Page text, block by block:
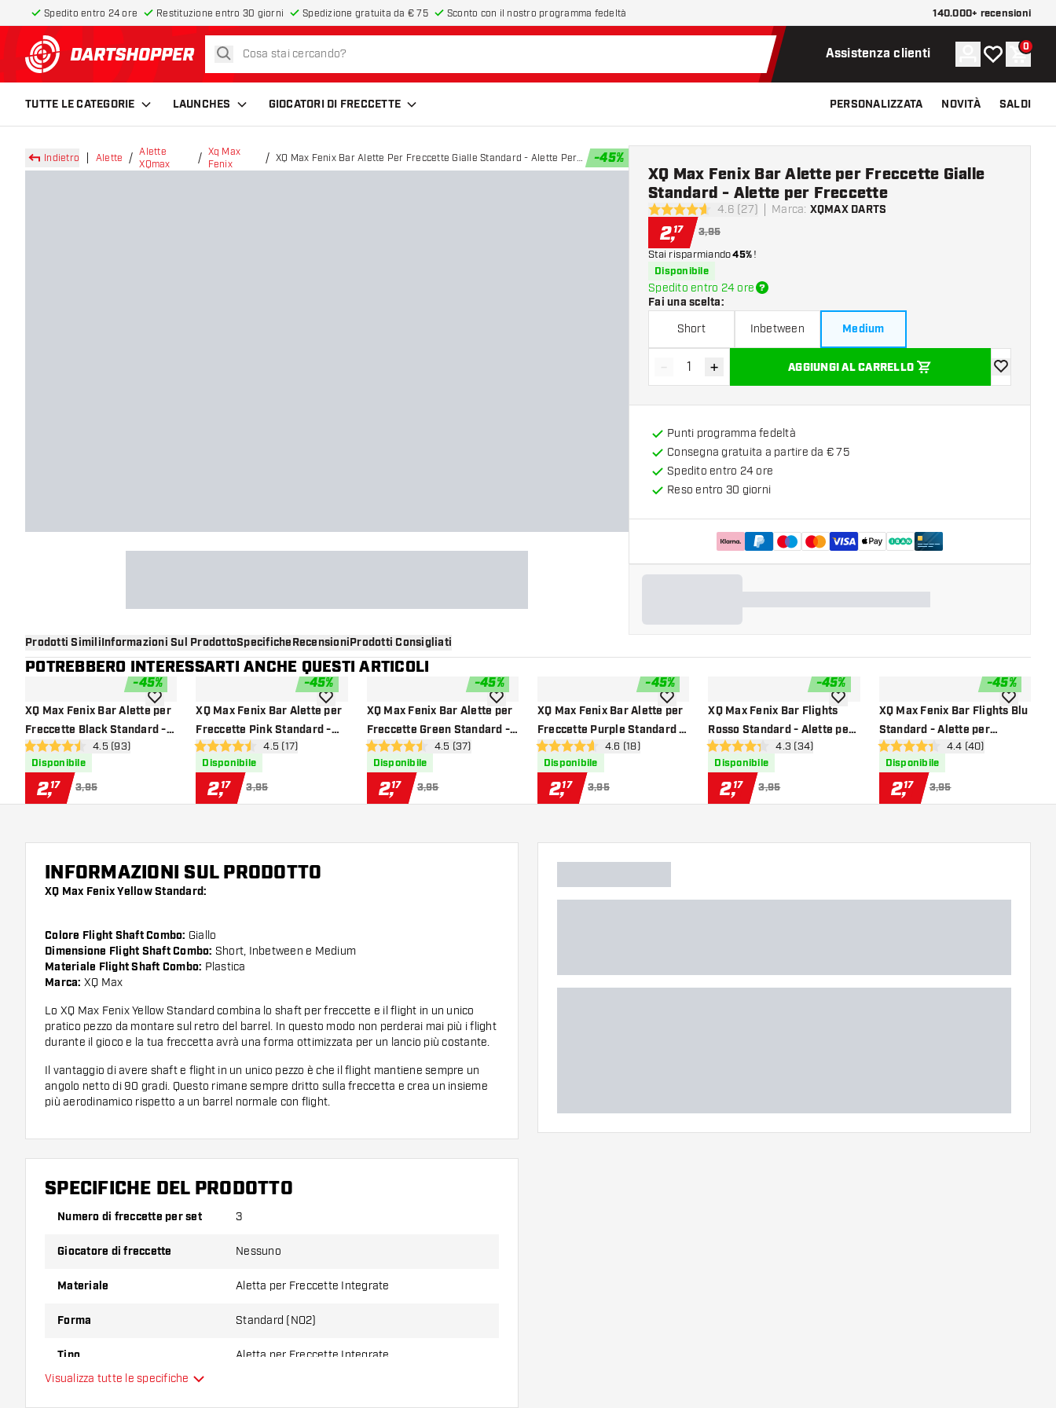
Spedito entro 24 ore Restituzione entro 30 giorni Spedizione gratuita da € 75 Sconto con il nostro programma fedeltà 140.000+ recensioni
torna alla home page
cerca Assistenza clienti Account
La mia lista
0
TUTTE LE CATEGORIE LAUNCHES GIOCATORI DI FRECCETTE PERSONALIZZATA NOVITÀ SALDI
Indietro Alette
Alette
XQmax
Xq Max
Fenix
XQ Max Fenix Bar Alette Per Freccette Gialle Standard - Alette Per
Freccette
-45%
4.6 stelle di valutazione
4.6 (27) Marca: XQMAX DARTS
XQ Max Fenix Bar Alette per Freccette Gialle
Standard - Alette per Freccette
2,17 3,95
Stai risparmiando45%!
Disponibile
Spedito entro 24 ore
Fai una scelta:
Short Inbetween Medium
Diminuisci quantità
- Aumenta quantità
+ AGGIUNGI AL CARRELLO
aggiungi
Punti programma fedeltà
Consegna gratuita a partire da € 75
Spedito entro 24 ore
Reso entro 30 giorni
Prodotti SimiliInformazioni Sul ProdottoSpecificheRecensioniProdotti Consigliati
POTREBBERO INTERESSARTI ANCHE QUESTI ARTICOLI
-45%
XQ Max Fenix Bar Alette per
Freccette Black Standard -
Alette per Freccetteapri pannello recensioni
4.5 stelle di valutazione
4.5 (93)
Disponibile
2,17 3,95
aggiungi alla lista dei desideri
-45%
XQ Max Fenix Bar Alette per
Freccette Pink Standard -
Alette per Freccetteapri pannello recensioni
4.5 stelle di valutazione
4.5 (17)
Disponibile
2,17 3,95
aggiungi alla lista dei desideri
-45%
XQ Max Fenix Bar Alette per
Freccette Green Standard -
Alette per Freccetteapri pannello recensioni
4.5 stelle di valutazione
4.5 (37)
Disponibile
2,17 3,95
aggiungi alla lista dei desideri
-45%
XQ Max Fenix Bar Alette per
Freccette Purple Standard -
Alette per Freccetteapri pannello recensioni
4.6 stelle di valutazione
4.6 (18)
Disponibile
2,17 3,95
aggiungi alla lista dei desideri
-45%
XQ Max Fenix Bar Flights
Rosso Standard - Alette per
Freccetteapri pannello recensioni
4.3 stelle di valutazione
4.3 (34)
Disponibile
2,17 3,95
aggiungi alla lista dei desideri
-45%
XQ Max Fenix Bar Flights Blu
Standard - Alette per
Freccetteapri pannello
4.4 stelle di valutazione
4.4 (40)
Disponibile
2,17 3,95
aggiungi
INFORMAZIONI SUL PRODOTTO
XQ Max Fenix Yellow Standard:
Colore Flight Shaft Combo: Giallo
Dimensione Flight Shaft Combo: Short, Inbetween e Medium
Materiale Flight Shaft Combo: Plastica
Marca: XQ Max
Lo XQ Max Fenix Yellow Standard combina lo shaft per freccette e il flight in un unico
pratico pezzo da montare sul retro del barrel. In questo modo non perderai mai più i flight
durante il gioco e la tua freccetta avrà una forma ottimizzata per un lancio più costante.
Il vantaggio di avere shaft e flight in un unico pezzo è che il flight mantiene sempre un
angolo netto di 90 gradi. Questo rimane sempre dritto sulla freccetta e crea un insieme
più aerodinamico rispetto a un barrel normale con flight.
un flight Standard ed è disponibile in diversi colori e lunghezze. Il Flight shaft combo è
Dimensione
Shaft
Shaft
Totale
Short 62 mm
Inbetween 68 mm
Medium 74 mm
SPECIFICHE DEL PRODOTTO
Numero di freccette per set 3
Giocatore di freccette Nessuno
Materiale Aletta per Freccette Integrate
Forma Standard (NO2)
Tipo Aletta per Freccette Integrate
Visualizza tutte le specifiche